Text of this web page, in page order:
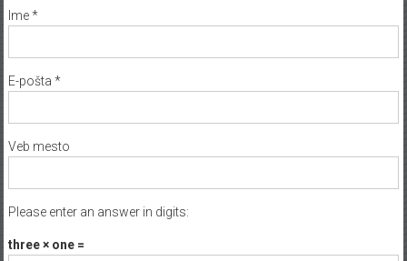
Ime*
E-pošta *
Veb mesto
Please enter an answer in digits:
three × one =